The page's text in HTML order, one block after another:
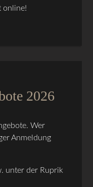
online!
2026
Wer
Anmeldung
unter der Ruprik